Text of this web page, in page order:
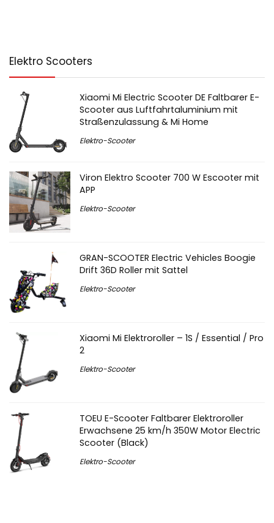
Elektro Scooters
Xiaomi Mi Electric Scooter DE Faltbarer E-
Scooter aus Luftfahrtaluminium mit
Straßenzulassung & Mi Home
Elektro-Scooter
Viron Elektro Scooter 700 W Escooter mit
APP
Elektro-Scooter
GRAN-SCOOTER Electric Vehicles Boogie
Drift 36D Roller mit Sattel
Elektro-Scooter
Xiaomi Mi Elektroroller – 1S / Essential / Pro
2
Elektro-Scooter
TOEU E-Scooter Faltbarer Elektroroller
Erwachsene 25 km/h 350W Motor Electric
Scooter (Black)
Elektro-Scooter